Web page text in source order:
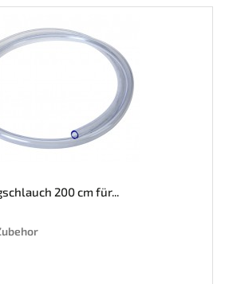
200 cm für...